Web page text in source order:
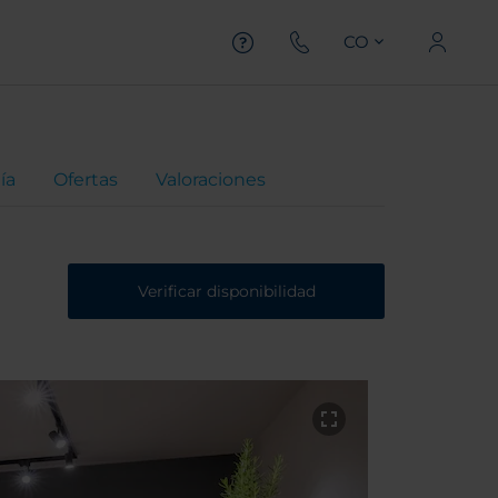
CO
Ofertas Valoraciones
Verificar disponibilidad